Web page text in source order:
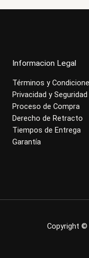
Informacion Legal
Términos y
Privacidad y Seguridad
Proceso de Compra
Derecho de Retracto
Tiempos de Entrega
Garantía
Copyright ©